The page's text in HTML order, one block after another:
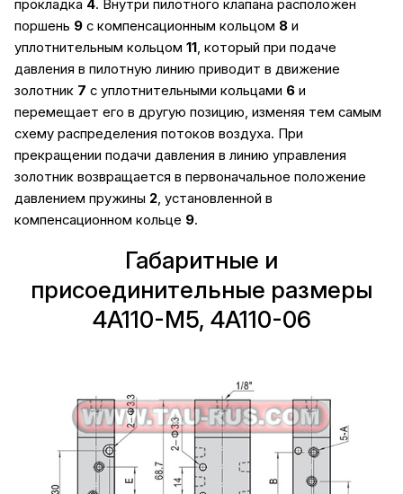
прокладка 4. Внутри пилотного клапана расположен
поршень 9 с компенсационным кольцом 8 и
уплотнительным кольцом 11, который при подаче
давления в пилотную линию приводит в движение
золотник 7 с уплотнительными кольцами 6 и
перемещает его в другую позицию, изменяя тем самым
схему распределения потоков воздуха. При
прекращении подачи давления в линию управления
золотник возвращается в первоначальное положение
давлением пружины 2, установленной в
компенсационном кольце 9.
Габаритные и
присоединительные размеры
4A110-M5, 4A110-06